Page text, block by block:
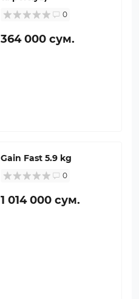
0
364 000 сум.
Gain Fast 5.9 kg
0
1 014 000 сум.